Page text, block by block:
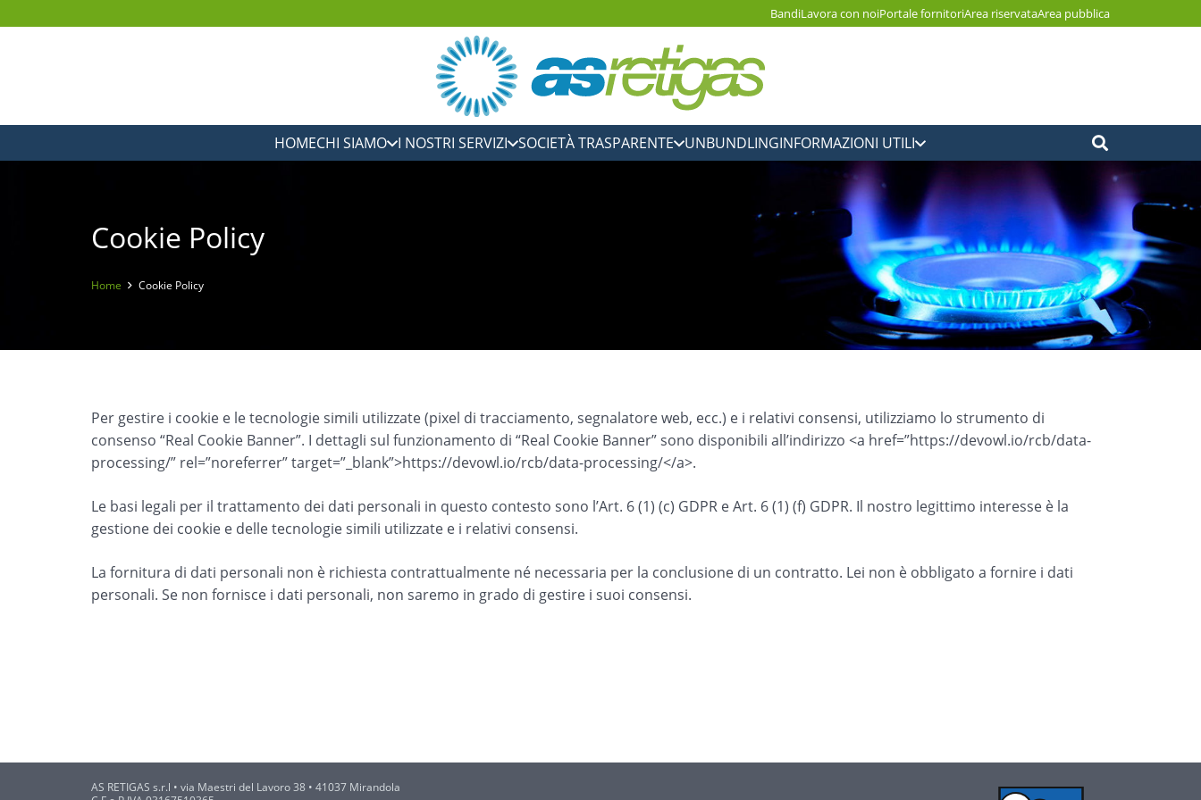
BandiLavora con noiPortale fornitoriArea riservataArea pubblica
HOMECHI SIAMO I NOSTRI SERVIZI SOCIETÀ TRASPARENTE UNBUNDLINGINFORMAZIONI UTILI
Cookie Policy
Home Cookie Policy
Per gestire i cookie e le tecnologie simili utilizzate (pixel di tracciamento, segnalatore web, ecc.) e i relativi consensi, utilizziamo lo strumento di
consenso “Real Cookie Banner”. I dettagli sul funzionamento di “Real Cookie Banner” sono disponibili all’indirizzo <a href=”https://devowl.io/rcb/data-
processing/” rel=”noreferrer” target=”_blank”>https://devowl.io/rcb/data-processing/</a>.
Le basi legali per il trattamento dei dati personali in questo contesto sono l’Art. 6 (1) (c) GDPR e Art. 6 (1) (f) GDPR. Il nostro legittimo interesse è la
gestione dei cookie e delle tecnologie simili utilizzate e i relativi consensi.
La fornitura di dati personali non è richiesta contrattualmente né necessaria per la conclusione di un contratto. Lei non è obbligato a fornire i dati
personali. Se non fornisce i dati personali, non saremo in grado di gestire i suoi consensi.
AS RETIGAS s.r.l • via Maestri del Lavoro 38 • 41037 Mirandola